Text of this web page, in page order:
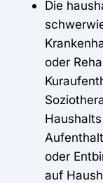
Die
oder
oder
auf